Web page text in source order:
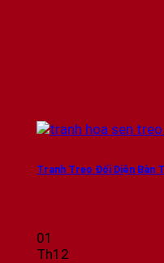
Tranh Treo Đối Diện Bàn
01
Th12